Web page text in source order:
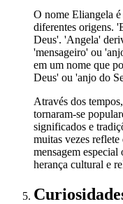
O nome Eliangela
diferentes origens.
Deus'. 'Angela'
'mensageiro' ou
em um nome que
Deus' ou 'anjo do
Através dos
tornaram-se
significados e
muitas vezes
mensagem especial
herança cultural e